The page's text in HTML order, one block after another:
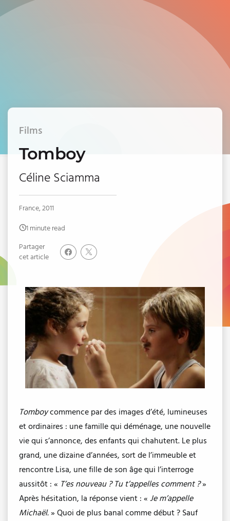
Films
Tomboy
Céline Sciamma
France, 2011
1 minute read
Partager
cet article
Tomboycommence par des images d’été, lumineuses
et ordinaires : une famille qui déménage, une nouvelle
vie qui s’annonce, des enfants qui chahutent. Le plus
grand, une dizaine d’années, sort de l’immeuble et
rencontre Lisa, une fille de son âge qui l’interroge
aussitôt : « T’es nouveau ? Tu t’appelles comment ?»
Après hésitation, la réponse vient : « Je m’appelle
Michaël.» Quoi de plus banal comme début ? Sauf